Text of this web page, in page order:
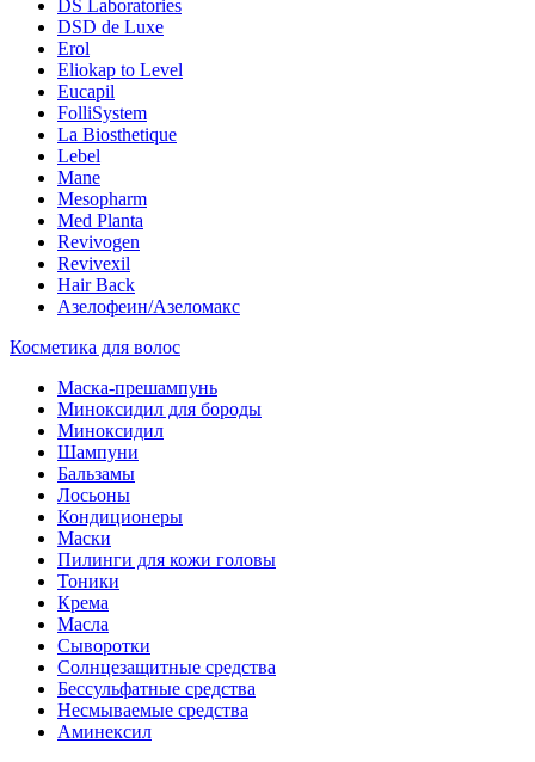
DS Laboratories
DSD de Luxe
Erol
Eliokap to Level
Eucapil
FolliSystem
La Biosthetique
Lebel
Mane
Mesopharm
Med Planta
Revivogen
Revivexil
Hair Back
Азелофеин/Aзеломакс
Косметика для волос
Маска-прешампунь
Миноксидил для бороды
Миноксидил
Шампуни
Бальзамы
Лосьоны
Кондиционеры
Маски
Пилинги для кожи головы
Тоники
Крема
Масла
Сыворотки
Солнцезащитные средства
Бессульфатные средства
Несмываемые средства
Аминексил